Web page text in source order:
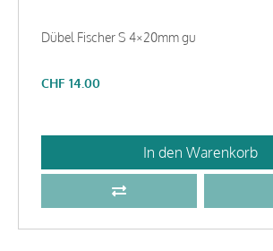
Dübel Fischer S 4×20mm gu
CHF 14.00
In den Warenkorb